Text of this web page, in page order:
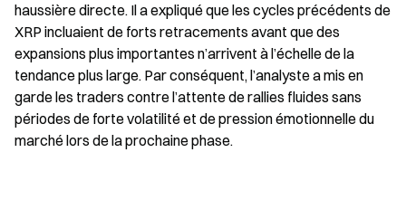
haussière directe. Il a expliqué que les cycles précédents de
XRP incluaient de forts retracements avant que des
expansions plus importantes n’arrivent à l’échelle de la
tendance plus large. Par conséquent, l’analyste a mis en
garde les traders contre l’attente de rallies fluides sans
périodes de forte volatilité et de pression émotionnelle du
marché lors de la prochaine phase.